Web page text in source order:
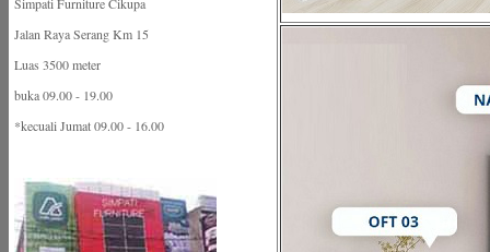
Jalan Raya Serang Km 15
Luas 3500 meter
buka 09.00 - 19.00
*kecuali Jumat 09.00 - 16.00